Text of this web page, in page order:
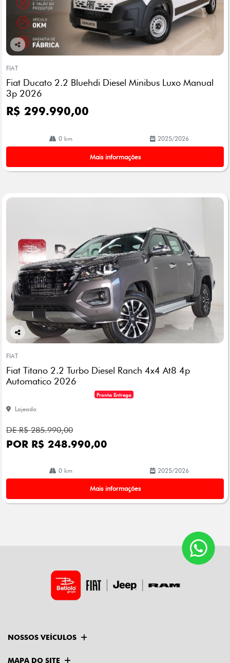
Co
arti
lhe
FIAT
Fiat Ducato 2.2 Bluehdi Diesel Minibus Luxo Manual
3p 2026
R$ 299.990,00
0 km 2025/2026
Mais informações
Co
arti
lhe
FIAT
Fiat Titano 2.2 Turbo Diesel Ranch 4x4 At8 4p
Automatico 2026
Pronta Entrega
Lajeado
DE R$ 285.990,00
POR R$ 248.990,00
0 km 2025/2026
Mais informações
NOSSOS VEÍCULOS
MAPA DO SITE